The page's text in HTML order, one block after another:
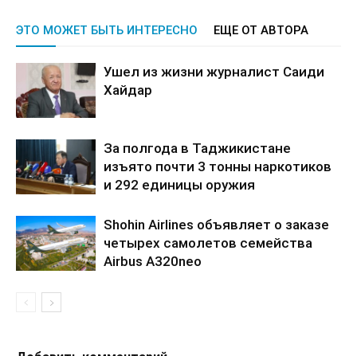
ЭТО МОЖЕТ БЫТЬ ИНТЕРЕСНО ЕЩЕ ОТ АВТОРА
Ушел из жизни журналист Саиди
Хайдар
За полгода в Таджикистане
изъято почти 3 тонны наркотиков
и 292 единицы оружия
Shohin Airlines объявляет о заказе
четырех самолетов семейства
Airbus A320neo